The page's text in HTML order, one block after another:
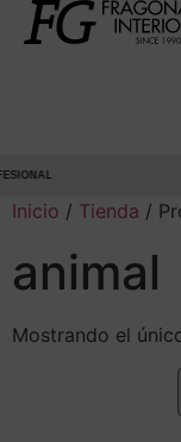
Inicio / Tienda /
animal
Mostrando el